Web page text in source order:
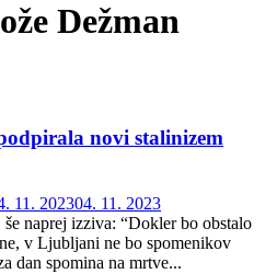
Dežman
novi stalinizem
11. 202304. 11. 2023
naprej izziva: “Dokler bo obstalo
v Ljubljani ne bo spomenikov
dan spomina na mrtve...